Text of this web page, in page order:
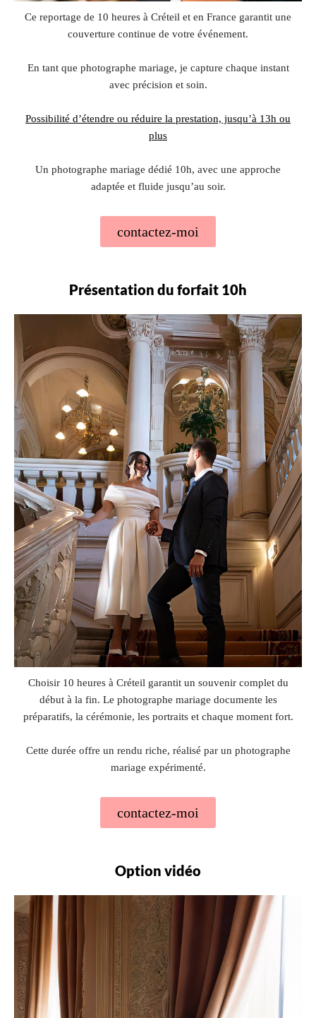
Ce reportage de 10 heures à Créteil et en France garantit une
couverture continue de votre événement.
En tant que photographe mariage, je capture chaque instant
avec précision et soin.
Possibilité d’étendre ou réduire la prestation, jusqu’à 13h ou
plus
Un photographe mariage dédié 10h, avec une approche
adaptée et fluide jusqu’au soir.
contactez-moi
Présentation du forfait 10h
Choisir 10 heures à Créteil garantit un souvenir complet du
début à la fin. Le photographe mariage documente les
préparatifs, la cérémonie, les portraits et chaque moment fort.
Cette durée offre un rendu riche, réalisé par un photographe
mariage expérimenté.
contactez-moi
Option vidéo